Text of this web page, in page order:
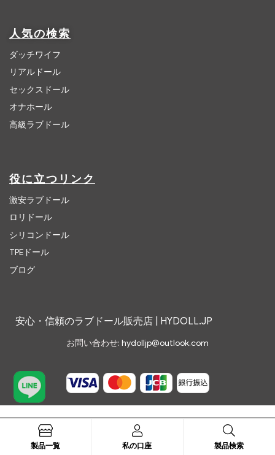
人気の検索
ダッチワイフ
リアルドール
セックスドール
オナホール
高級ラブドール
役に立つリンク
激安ラブドール
ロリドール
シリコンドール
TPEドール
ブログ
安心・信頼のラブドール販売店 | HYDOLL.JP
お問い合わせ: hydolljp@outlook.com
製品一覧 私の口座 製品検索